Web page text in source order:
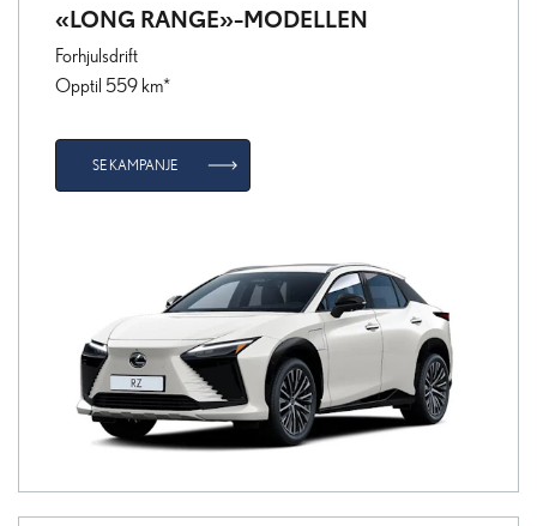
«LONG RANGE»-MODELLEN
Forhjulsdrift
Opptil 559 km*
SE KAMPANJE